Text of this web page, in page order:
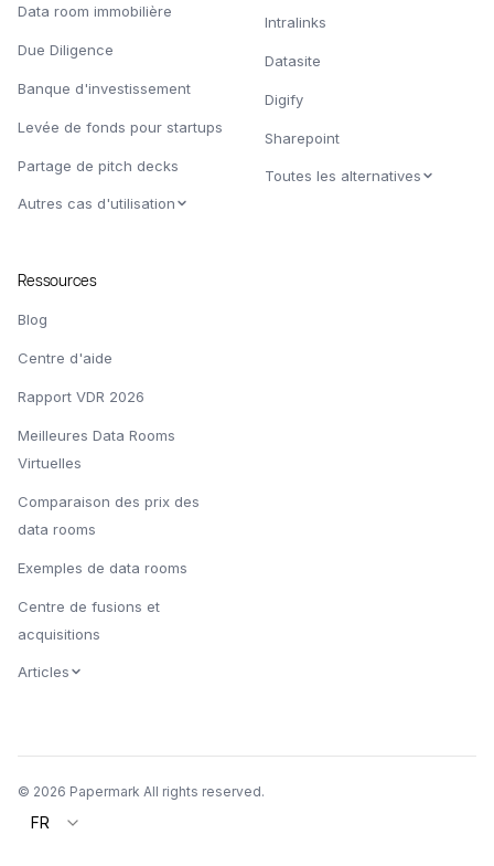
Data room immobilière
Due Diligence
Banque d'investissement
Levée de fonds pour startups
Partage de pitch decks
Autres cas d'utilisation
Intralinks
Datasite
Digify
Sharepoint
Toutes les alternatives
Ressources
Blog
Centre d'aide
Rapport VDR 2026
Meilleures Data Rooms
Virtuelles
Comparaison des prix des
data rooms
Exemples de data rooms
Centre de fusions et
acquisitions
Articles
© 2026 Papermark All rights reserved.
FR